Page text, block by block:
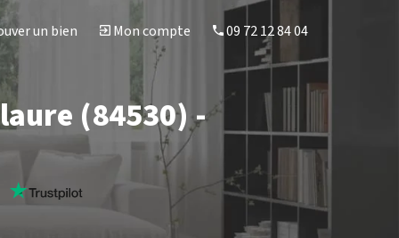
un bien Mon compte 09 72 12 84 04
(84530) -